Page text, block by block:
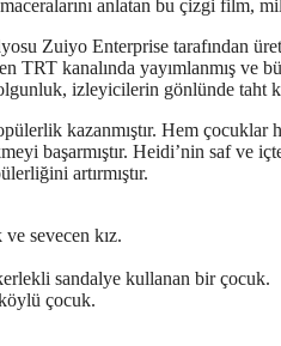
anlatan bu çizgi film,
Zuiyo Enterprise tarafından
TRT kanalında yayımlanmış
izleyicilerin gönlünde taht
kazanmıştır. Hem
başarmıştır. Heidi’nin saf ve
artırmıştır.
sevecen kız.
sandalye kullanan bir çocuk.
çocuk.